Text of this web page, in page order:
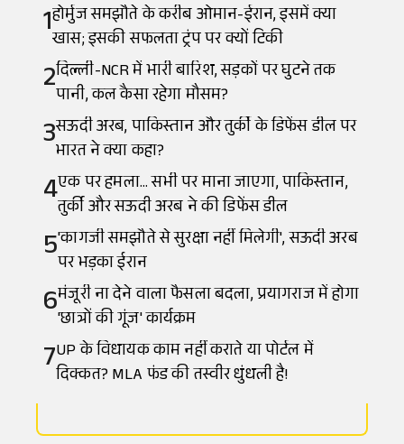
1होर्मुज समझौते के करीब ओमान-ईरान, इसमें क्या
खास; इसकी सफलता ट्रंप पर क्यों टिकी
2दिल्ली-NCR में भारी बारिश, सड़कों पर घुटने तक
पानी, कल कैसा रहेगा मौसम?
3सऊदी अरब, पाकिस्तान और तुर्की के डिफेंस डील पर
भारत ने क्या कहा?
4एक पर हमला... सभी पर माना जाएगा, पाकिस्तान,
तुर्की और सऊदी अरब ने की डिफेंस डील
5'कागजी समझौते से सुरक्षा नहीं मिलेगी', सऊदी अरब
पर भड़का ईरान
6मंजूरी ना देने वाला फैसला बदला, प्रयागराज में होगा
'छात्रों की गूंज' कार्यक्रम
7UP के विधायक काम नहीं कराते या पोर्टल में
दिक्कत? MLA फंड की तस्वीर धुंधली है!